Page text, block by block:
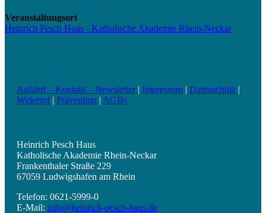
Veranstaltungsort
Heinrich Pesch Haus - Katholische Akademie Rhein-Neckar
Anfahrt – Kontakt – Newsletter | Impressum | Datenschutz |
Widerruf| Prävention | AGBs
Heinrich Pesch Haus
Katholische Akademie Rhein-Neckar
Frankenthaler Straße 229
67059 Ludwigshafen am Rhein
Telefon: 0621-5999-0
E-Mail: info@heinrich-pesch-haus.de